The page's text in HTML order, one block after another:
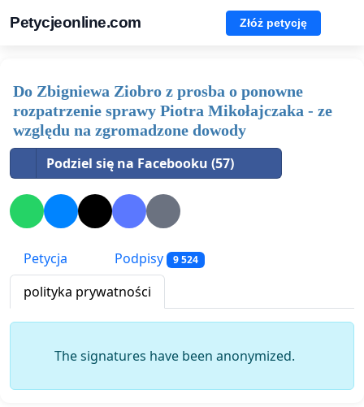
Petycjeonline.com Złóż petycję
Do Zbigniewa Ziobro z prosba o ponowne
rozpatrzenie sprawy Piotra Mikołajczaka - ze
względu na zgromadzone dowody
Podziel się na Facebooku (57)
Petycja Podpisy 9 524
polityka prywatności
The signatures have been anonymized.